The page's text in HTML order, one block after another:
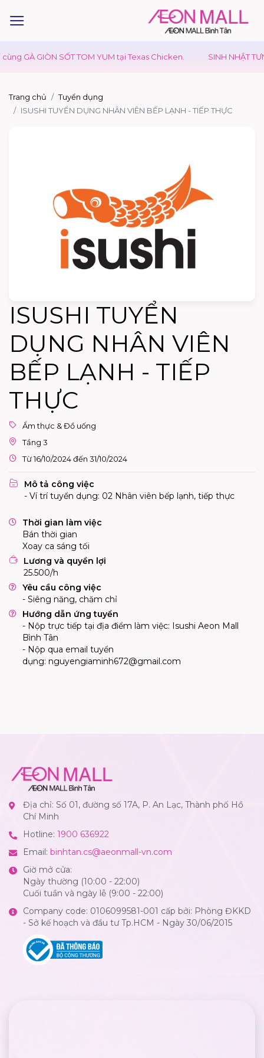
GÀ GIÒN SỐT TOM YUM tại Texas Chicken. SINH NHẬT
Trang chủ
Tuyển dụng
ISUSHI TUYỂN DỤNG NHÂN VIÊN BẾP LẠNH - TIẾP THỰC
ISUSHI TUYỂN
DỤNG NHÂN VIÊN
BẾP LẠNH - TIẾP
THỰC
Ẩm thực & Đồ uống
Tầng 3
Từ 16/10/2024 đến 31/10/2024
Mô tả công việc
- Ví trí tuyển dụng: 02 Nhân viên bếp lạnh, tiếp thực
Thời gian làm việc
Bán thời gian
Xoay ca sáng tối
Lương và quyền lợi
25.500/h
Yêu cầu công việc
- Siêng năng, chăm chỉ
Hướng dẫn ứng tuyển
- Nộp trực tiếp tại địa điểm làm việc: Isushi Aeon Mall
Bình Tân
- Nộp qua email tuyển
dụng: nguyengiaminh672@gmail.com
Địa chỉ: Số 01, đường số 17A, P. An Lạc, Thành phố Hồ
Chí Minh
Hotline: 1900 636922
Email: binhtan.cs@aeonmall-vn.com
Giờ mở cửa:
Ngày thường (10:00 - 22:00)
Cuối tuần và ngày lễ (9:00 - 22:00)
Company code: 0106099581-001 cấp bởi: Phòng ĐKKD
- Sở kế hoạch và đầu tư Tp.HCM - Ngày 30/06/2015